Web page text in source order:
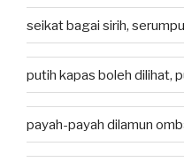
seikat bagai sirih,
putih kapas boleh dilihat,
payah-payah dilamun